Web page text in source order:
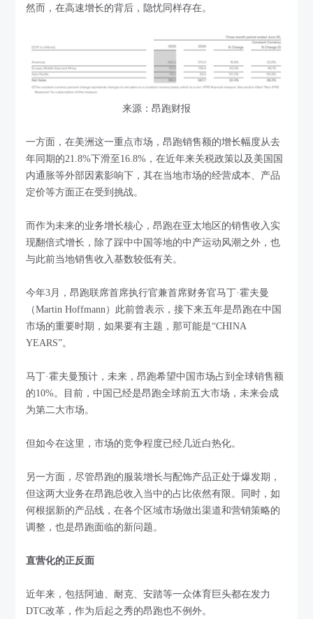
然而，在高速增长的背后，隐忧同样存在。
来源：昂跑财报
一方面，在美洲这一重点市场，昂跑销售额的增长幅度从去
年同期的21.8%下滑至16.8%，在近年来关税政策以及美国国
内通胀等外部因素影响下，其在当地市场的经营成本、产品
定价等方面正在受到挑战。
而作为未来的业务增长核心，昂跑在亚太地区的销售收入实
现翻倍式增长，除了踩中中国等地的中产运动风潮之外，也
与此前当地销售收入基数较低有关。
今年3月，昂跑联席首席执行官兼首席财务官马丁·霍夫曼
（Martin Hoffmann）此前曾表示，接下来五年是昂跑在中国
市场的重要时期，如果要有主题，那可能是“CHINA
YEARS”。
马丁·霍夫曼预计，未来，昂跑希望中国市场占到全球销售额
的10%。目前，中国已经是昂跑全球前五大市场，未来会成
为第二大市场。
但如今在这里，市场的竞争程度已经几近白热化。
另一方面，尽管昂跑的服装增长与配饰产品正处于爆发期，
但这两大业务在昂跑总收入当中的占比依然有限。同时，如
何根据新的产品线，在各个区域市场做出渠道和营销策略的
调整，也是昂跑面临的新问题。
直营化的正反面
近年来，包括阿迪、耐克、安踏等一众体育巨头都在发力
DTC改革，作为后起之秀的昂跑也不例外。